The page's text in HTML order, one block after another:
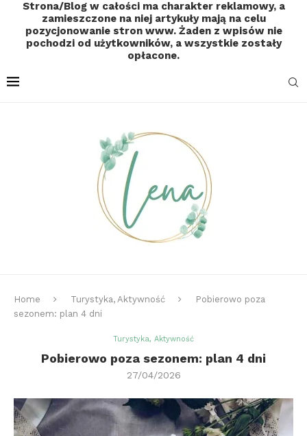
Strona/Blog w całości ma charakter reklamowy, a
zamieszczone na niej artykuły mają na celu
pozycjonowanie stron www. Żaden z wpisów nie
pochodzi od użytkowników, a wszystkie zostały
opłacone.
Home Turystyka, Aktywność
Pobierowo poza
sezonem: plan 4 dni
Turystyka, Aktywność
Pobierowo poza sezonem: plan 4 dni
27/04/2026